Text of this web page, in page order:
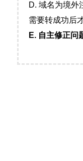
D. 域名为境外
需要转成功后
E. 自主修正问